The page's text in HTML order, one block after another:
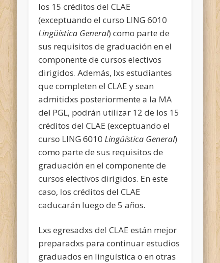
los 15 créditos del CLAE
(exceptuando el curso LING 6010
Lingüística General) como parte de
sus requisitos de graduación en el
componente de cursos electivos
dirigidos. Además, lxs estudiantes
que completen el CLAE y sean
admitidxs posteriormente a la MA
del PGL, podrán utilizar 12 de los 15
créditos del CLAE (exceptuando el
curso LING 6010Lingüística General)
como parte de sus requisitos de
graduación en el componente de
cursos electivos dirigidos. En este
caso, los créditos del CLAE
caducarán luego de 5 años.
Lxs egresadxs del CLAE están mejor
preparadxs para continuar estudios
graduados en lingüística o en otras